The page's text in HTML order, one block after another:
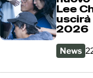
Lee
uscirà
2026
News